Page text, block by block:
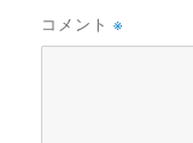
コメント※